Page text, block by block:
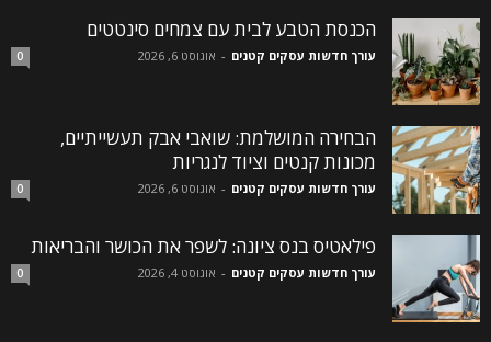
הכנסת הטבע לבית עם צמחים סינטטים
עורך חדשות עסקים קטנים - אוגוסט 6, 2026 0
הבחירה המושלמת: שואבי אבק תעשייתיים,
מכונות קנטים וציוד לנגריות
עורך חדשות עסקים קטנים - אוגוסט 6, 2026 0
פילאטיס בנס ציונה: לשפר את הכושר והבריאות
עורך חדשות עסקים קטנים - אוגוסט 4, 2026 0